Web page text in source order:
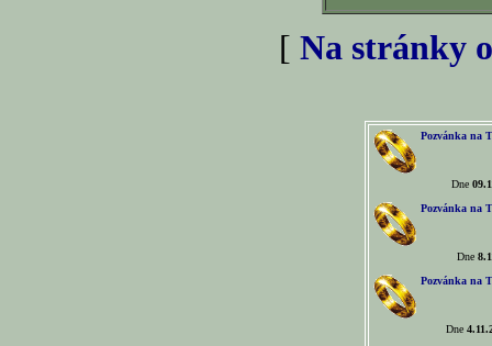
[ Na stránky
Pozvánka na
Dne
Pozvánka na
Dne
Pozvánka na
Dne